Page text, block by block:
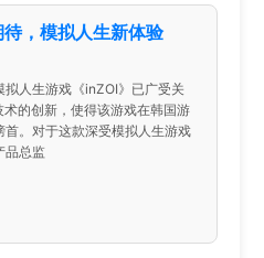
，模拟人生新体验
人生游戏《inZOI》已广受关
的创新，使得该游戏在韩国游
。对于这款深受模拟人生游戏
品总监